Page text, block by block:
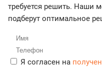
требуется решить. Наши
подберут оптимальное
Я согласен на